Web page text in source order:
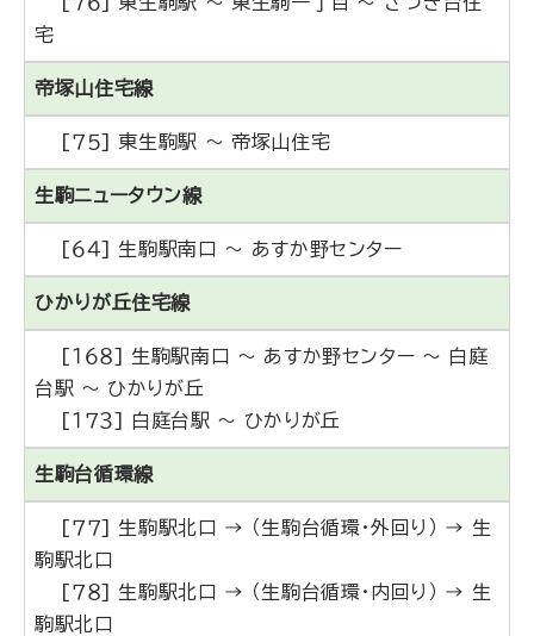
宅
帝塚山住宅線
[７５] 東生駒駅 ～ 帝塚山住宅
生駒ニュータウン線
[６４] 生駒駅南口 ～ あすか野センター
ひかりが丘住宅線
[１６８] 生駒駅南口 ～ あすか野センター ～ 白庭
台駅 ～ ひかりが丘
[１７３] 白庭台駅 ～ ひかりが丘
生駒台循環線
[７７] 生駒駅北口 → （生駒台循環・外回り） → 生
駒駅北口
[７８] 生駒駅北口 → （生駒台循環・内回り） → 生
駒駅北口